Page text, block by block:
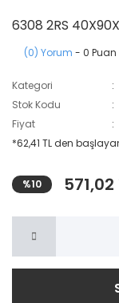
6308 2RS
(0) Yorum - 0 Puan
Kategori
Stok Kodu
Fiyat
*62,41 TL den
%10 571,02